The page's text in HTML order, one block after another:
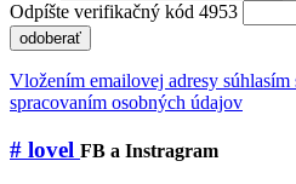
Odpíšte verifikačný kód 4953
odoberať
Vložením emailovej adresy súhlasím
spracovaním osobných údajov
# lovel FB a Instragram